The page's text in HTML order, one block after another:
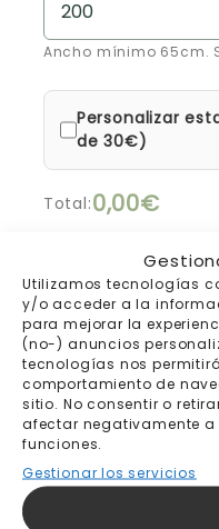
Utilizamos tecnologías
y/o acceder a la
para mejorar la
(no-) anuncios
tecnologías nos
comportamiento de
sitio. No consentir o
afectar negativamente
funciones.
Gestionar los servicios
Ancho mínimo 65cm.
Personalizar
de 30€)
Total:0,00€
15% de
hasta el 17 de julio
Envío gratis a partir de
200€